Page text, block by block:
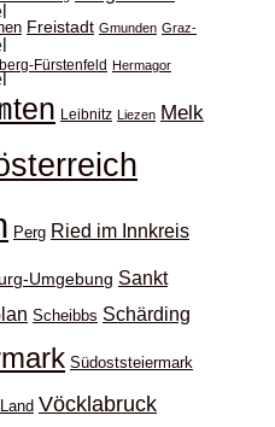
Freistadt Gmunden Graz-
Fürstenfeld Hermagor
Leibnitz Liezen Melk
Perg Ried im Innkreis
Umgebung Sankt
Scheibbs Schärding
Südoststeiermark
Vöcklabruck